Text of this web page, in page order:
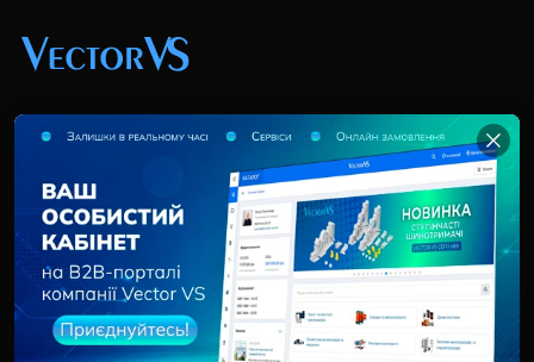
+38 (044) 369 51 57
02095, Україна, м. Київ, вул. Трускавецька, 10-В, оф.
info@vector-vs.com